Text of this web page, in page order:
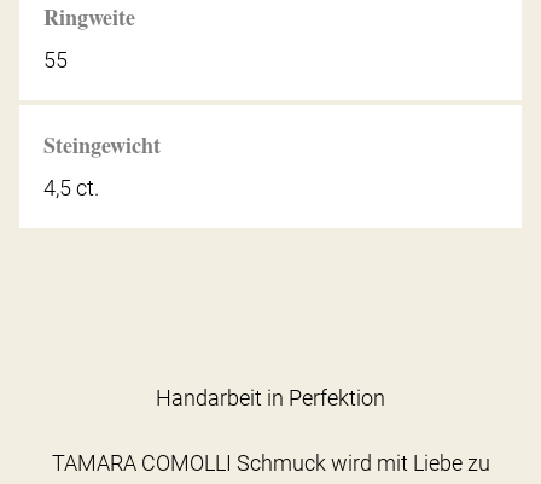
Ringweite
55
Steingewicht
4,5 ct.
Handarbeit in Perfektion
TAMARA COMOLLI Schmuck wird mit Liebe zu